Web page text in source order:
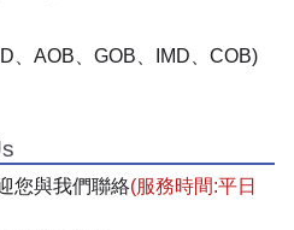
、AOB、GOB、IMD、COB)
您與我們聯絡(服務時間:平日